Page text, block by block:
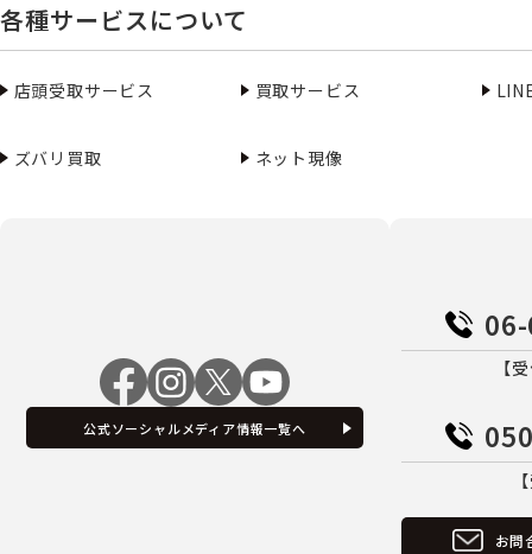
各種サービスについて
店頭受取サービス 買取サービス
ズバリ買取 ネット現像
公式ソーシャルメディア情報一覧へ
【
お問